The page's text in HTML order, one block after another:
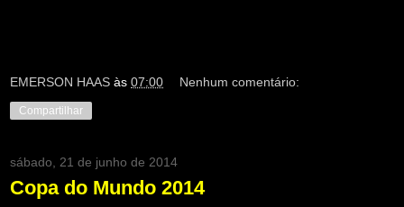
EMERSON HAAS às 07:00 Nenhum comentário:
Compartilhar
sábado, 21 de junho de 2014
Copa do Mundo 2014